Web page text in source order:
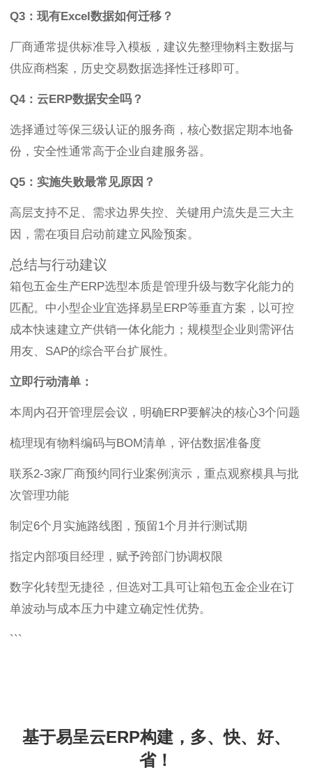
Q3：现有Excel数据如何迁移？
厂商通常提供标准导入模板，建议先整理物料主数据与
供应商档案，历史交易数据选择性迁移即可。
Q4：云ERP数据安全吗？
选择通过等保三级认证的服务商，核心数据定期本地备
份，安全性通常高于企业自建服务器。
Q5：实施失败最常见原因？
高层支持不足、需求边界失控、关键用户流失是三大主
因，需在项目启动前建立风险预案。
总结与行动建议
箱包五金生产ERP选型本质是管理升级与数字化能力的
匹配。中小型企业宜选择易呈ERP等垂直方案，以可控
成本快速建立产供销一体化能力；规模型企业则需评估
用友、SAP的综合平台扩展性。
立即行动清单：
本周内召开管理层会议，明确ERP要解决的核心3个问题
梳理现有物料编码与BOM清单，评估数据准备度
联系2-3家厂商预约同行业案例演示，重点观察模具与批
次管理功能
制定6个月实施路线图，预留1个月并行测试期
指定内部项目经理，赋予跨部门协调权限
数字化转型无捷径，但选对工具可让箱包五金企业在订
单波动与成本压力中建立确定性优势。
```
基于易呈云ERP构建，多、快、好、
省！